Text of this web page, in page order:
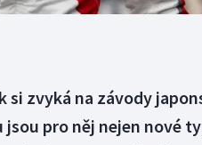
si zvyká na závody
pro něj nejen nové